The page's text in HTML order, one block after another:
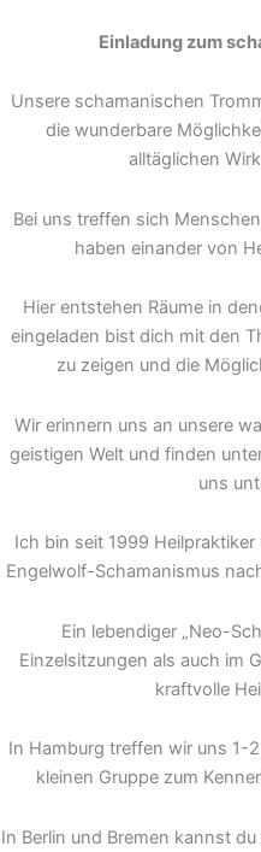
Einladung zum
Unsere schamanischen
die wunderbare
alltäglichen
Bei uns treffen sich
haben einander von
Hier entstehen Räume in
eingeladen bist dich mit den
zu zeigen und die
Wir erinnern uns an unsere
geistigen Welt und finden
uns
Ich bin seit 1999
Engelwolf-Schamanismus
Ein lebendiger „Neo-
Einzelsitzungen als auch im
kraftvolle
In Hamburg treffen wir uns 1-
kleinen Gruppe zum
In Berlin und Bremen kannst